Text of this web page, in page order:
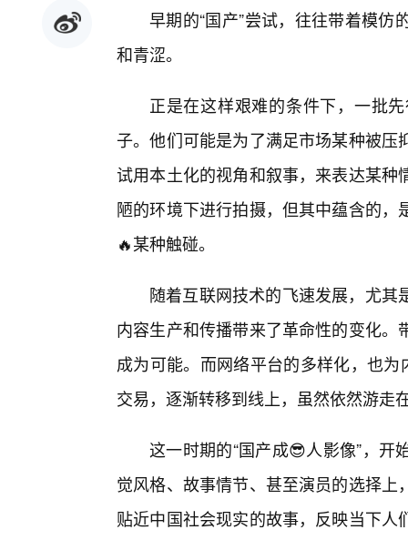
早期的“国产”尝试，往往带着模
和青涩。
正是在这样艰难的条件下，一批
子。他们可能是为了满足市场某种被
试用本土化的视角和叙事，来表达某
陋的环境下进行拍摄，但其中蕴含的
🔥某种触碰。
随着互联网技术的飞速发展，尤
内容生产和传播带来了革命性的变化
成为可能。而网络平台的多样化，也
交易，逐渐转移到线上，虽然依然游走
这一时期的“国产成😎人影像”，
觉风格、故事情节、甚至演员的选择
贴近中国社会现实的故事，反映当下